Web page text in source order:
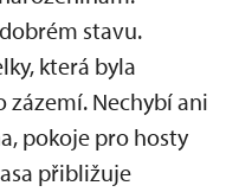
stavu.
která byla
Nechybí ani
pokoje pro hosty
přibližuje